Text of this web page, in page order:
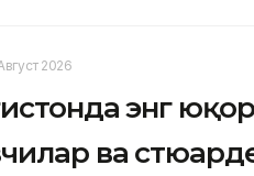
2026
энг
ва